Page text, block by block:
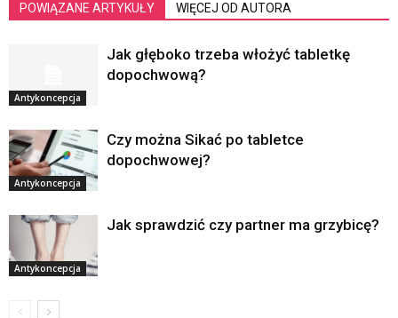
POWIĄZANE ARTYKUŁY WIĘCEJ OD AUTORA
Antykoncepcja
Jak głęboko trzeba włożyć tabletkę
dopochwową?
Antykoncepcja
Czy można Sikać po tabletce
dopochwowej?
Antykoncepcja
Jak sprawdzić czy partner ma grzybicę?